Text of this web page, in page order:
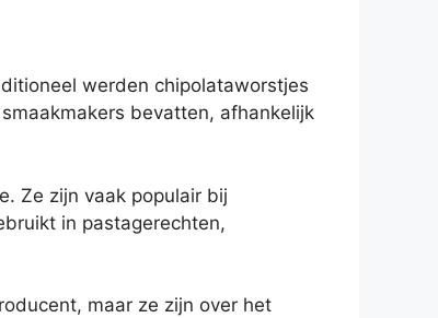
werden chipolataworstjes
bevatten, afhankelijk
Ze zijn vaak populair bij
in pastagerechten,
maar ze zijn over het